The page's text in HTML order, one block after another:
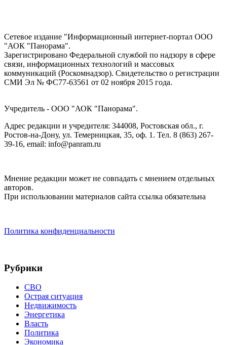
Сетевое издание "Информационный интернет-портал ООО
"АОК "Панорама".
Зарегистрировано Федеральной службой по надзору в сфере
связи, информационных технологий и массовых
коммуникаций (Роскомнадзор). Cвидетельство о регистрации
СМИ Эл № ФС77-63561 от 02 ноября 2015 года.
Учредитель - ООО "АОК "Панорама".
Адрес редакции и учредителя: 344008, Ростовская обл., г.
Ростов-на-Дону, ул. Темерницкая, 35, оф. 1. Тел. 8 (863) 267-
39-16, email: info@panram.ru
Мнение редакции может не совпадать с мнением отдельных
авторов.
При использовании материалов сайта ссылка обязательна
Политика конфиденциальности
Рубрики
СВО
Острая ситуация
Недвижимость
Энергетика
Власть
Политика
Экономика